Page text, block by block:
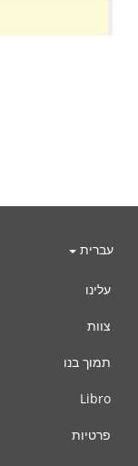
עברית
עלינו
צוות
תמוך בנו
Libro
פרטיות